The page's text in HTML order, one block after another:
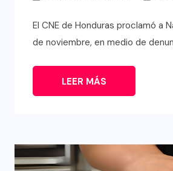
El CNE de Honduras proclamó
de noviembre, en medio de
LEER MÁS